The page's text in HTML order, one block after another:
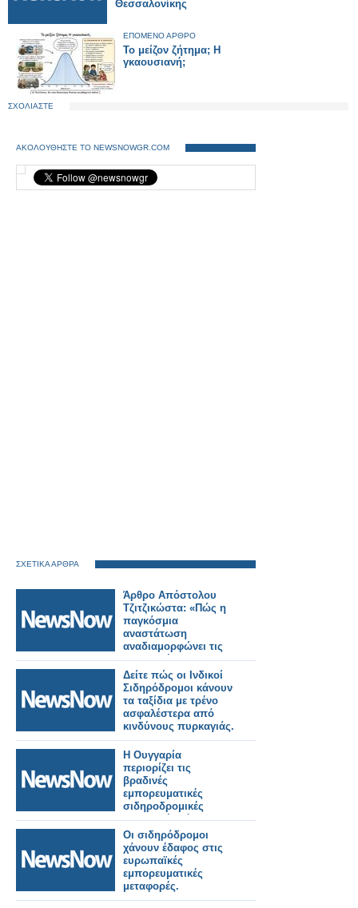
Θεσσαλονίκης
ΕΠΟΜΕΝΟ ΑΡΘΡΟ
Το μείζον ζήτημα; Η
γκαουσιανή;
ΣΧΟΛΙΑΣΤΕ
ΑΚΟΛΟΥΘΗΣΤΕ ΤΟ NEWSNOWGR.COM
ΣΧΕΤΙΚΑ ΑΡΘΡΑ
Άρθρο Απόστολου
Τζιτζικώστα: «Πώς η
παγκόσμια
αναστάτωση
αναδιαμορφώνει τις
μεταφορές και τον
τουρισμό»
Δείτε πώς οι Ινδικοί
Σιδηρόδρομοι κάνουν
τα ταξίδια με τρένο
ασφαλέστερα από
κινδύνους πυρκαγιάς.
Η Ουγγαρία
περιορίζει τις
βραδινές
εμπορευματικές
σιδηροδρομικές
μεταφορές λόγω
καύσωνα.
Οι σιδηρόδρομοι
χάνουν έδαφος στις
ευρωπαϊκές
εμπορευματικές
μεταφορές.